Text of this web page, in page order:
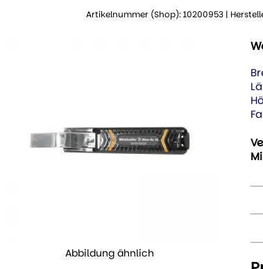
Artikelnummer (Shop): 10200953 |
Abbildung ähnlich